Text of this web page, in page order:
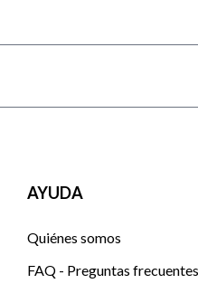
AYUDA
Quiénes somos
FAQ - Preguntas frecuentes